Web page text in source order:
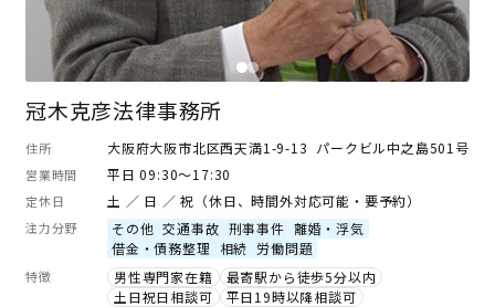
冠木克彦法律事務所
住所 大阪府大阪市北区西天満1-9-13 パークビル中之島501号
営業時間 平日 09:30～17:30
定休日 土 ／ 日 ／ 祝（休日、時間外対応可能・要予約）
注力分野 その他 交通事故 刑事事件 離婚・浮気
借金・債務整理
相続 労働問題
特徴 男性専門家在籍
最寄駅から徒歩5分以内
土日祝日相談可
平日19時以降相談可